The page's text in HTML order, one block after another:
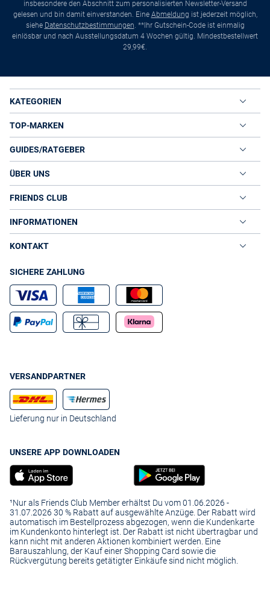
insbesondere den Abschnitt zum personalisierten Newsletter-Versand
gelesen und bin damit einverstanden. Eine Abmeldung ist jederzeit möglich,
siehe Datenschutzbestimmungen. **Ihr Gutschein-Code ist einmalig
einlösbar und nach Ausstellungsdatum 4 Wochen gültig. Mindestbestellwert
29,99€.
KATEGORIEN
TOP-MARKEN
GUIDES/RATGEBER
ÜBER UNS
FRIENDS CLUB
INFORMATIONEN
KONTAKT
SICHERE ZAHLUNG
VERSANDPARTNER
Lieferung nur in Deutschland
UNSERE APP DOWNLOADEN
¹Nur als Friends Club Member erhältst Du vom 01.06.2026 -
31.07.2026 30 % Rabatt auf ausgewählte Anzüge. Der Rabatt wird
automatisch im Bestellprozess abgezogen, wenn die Kundenkarte
im Kundenkonto hinterlegt ist. Der Rabatt ist nicht übertragbar und
kann nicht mit anderen Aktionen kombiniert werden. Eine
Barauszahlung, der Kauf einer Shopping Card sowie die
Rückvergütung bereits getätigter Einkäufe sind nicht möglich.